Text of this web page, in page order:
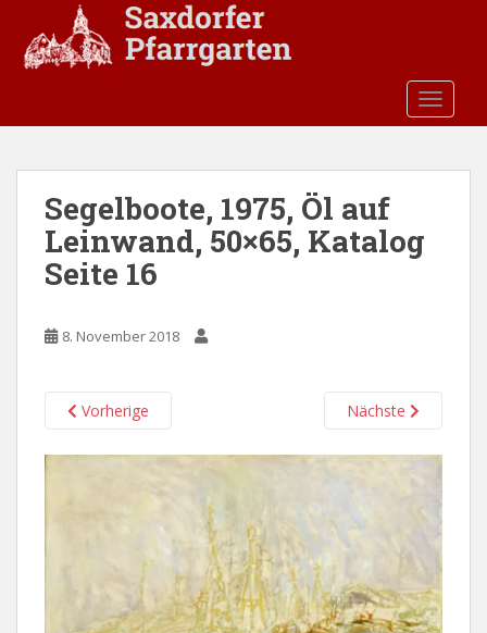
Segelboote, 1975, Öl auf
Leinwand, 50×65, Katalog
Seite 16
8. November 2018
Vorherige Nächste